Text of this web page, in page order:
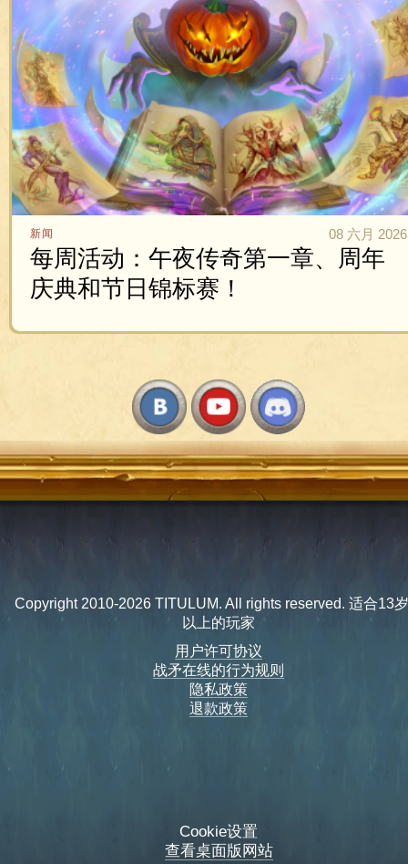
新闻
每周活动：午夜传奇第一章、周年
庆典和节日锦标赛！
08 六月 2026
Copyright 2010-2026 TITULUM. All rights reserved. 适合13
以上的玩家
用户许可协议
战矛在线的行为规则
隐私政策
退款政策
Cookie设置
查看桌面版网站